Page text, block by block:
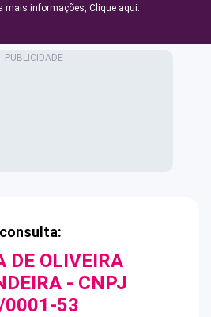
mais informações, Clique aqui.
DE OLIVEIRA
- CNPJ
53